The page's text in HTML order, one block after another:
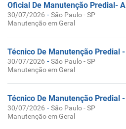
Oficial De Manutenção Predial-
30/07/2026 -São Paulo - SP
Manutenção em Geral
Técnico De Manutenção Predial
30/07/2026 -São Paulo - SP
Manutenção em Geral
Técnico De Manutenção Predial -
30/07/2026 -São Paulo - SP
Manutenção em Geral